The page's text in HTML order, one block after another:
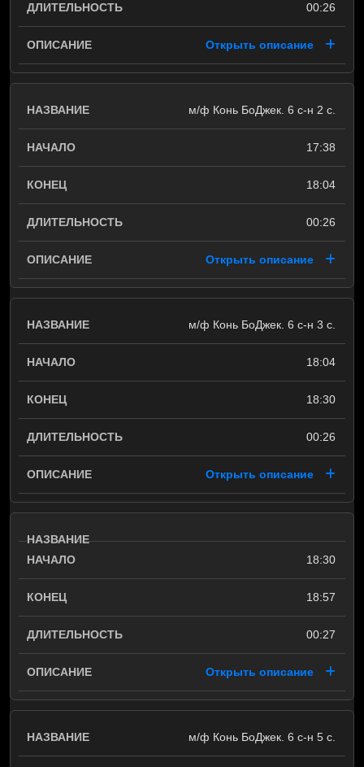
00:26
Открыть описание
м/ф Конь БоДжек. 6 с-н 2 с.
17:38
18:04
00:26
Открыть описание
м/ф Конь БоДжек. 6 с-н 3 с.
18:04
18:30
00:26
Открыть описание
18:30
18:57
00:27
Открыть описание
м/ф Конь БоДжек. 6 с-н 5 с.